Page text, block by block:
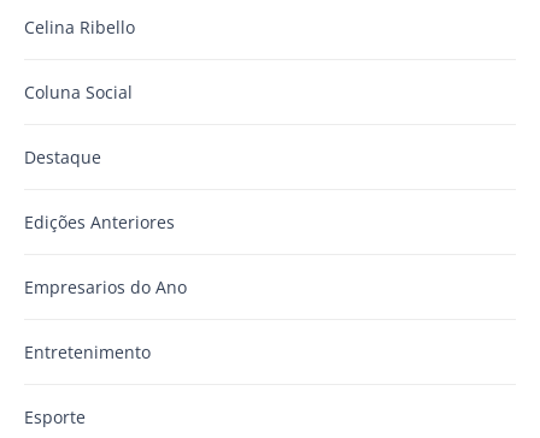
Celina Ribello
Coluna Social
Destaque
Edições Anteriores
Empresarios do Ano
Entretenimento
Esporte